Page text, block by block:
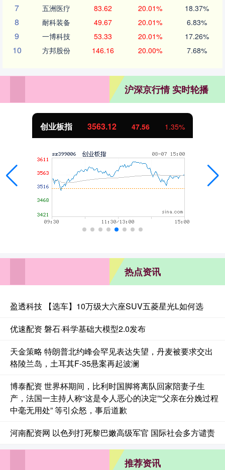
7 五洲医疗 83.62 20.01% 18.37%
8 耐科装备 49.67 20.01% 6.83%
9 一博科技 53.33 20.01% 17.26%
10 方邦股份 146.16 20.00% 7.68%
沪深京行情 实时轮播
创业板指 3563.12 47.56 1.35%
热点资讯
盈透科技 【选车】10万级大六座SUV五菱星光L如何选
优速配资 磐石·科学基础大模型2.0发布
天金策略 特朗普北约峰会罕见表达失望，丹麦被要求交出
格陵兰岛，土耳其F-35悬案再起波澜
博泰配资 世界杯期间，比利时国脚将离队回家陪妻子生
产，法国一主持人称“这是令人恶心的决定”“父亲在分娩过程
中毫无用处” 等引众怒，事后道歉
河南配资网 以色列打死黎巴嫩高级军官 国际社会多方谴责
推荐资讯